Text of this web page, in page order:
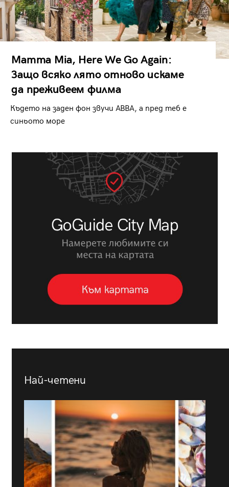
Mamma Mia, Here We Go Again:
Защо всяко лято отново искаме
да преживеем филма
Където на заден фон звучи ABBA, а пред теб е
синьото море
Най-четени